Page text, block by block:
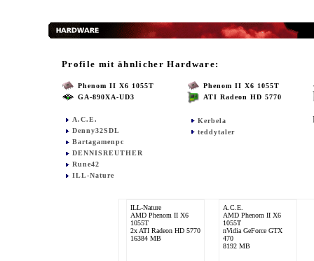
Profile mit ähnlicher Hardware:
Phenom II X6 1055T
GA-890XA-UD3
A.C.E.
Denny32SDL
Bartagamenpc
DENNISREUTHER
Rune42
ILL-Nature
Phenom II X6 1055T
ATI Radeon HD 5770
Kerbela
teddytaler
ILL-Nature
AMD Phenom II X6
1055T
2x ATI Radeon HD 5770
16384 MB
A.C.E.
AMD Phenom II X6
1055T
nVidia GeForce GTX
470
8192 MB